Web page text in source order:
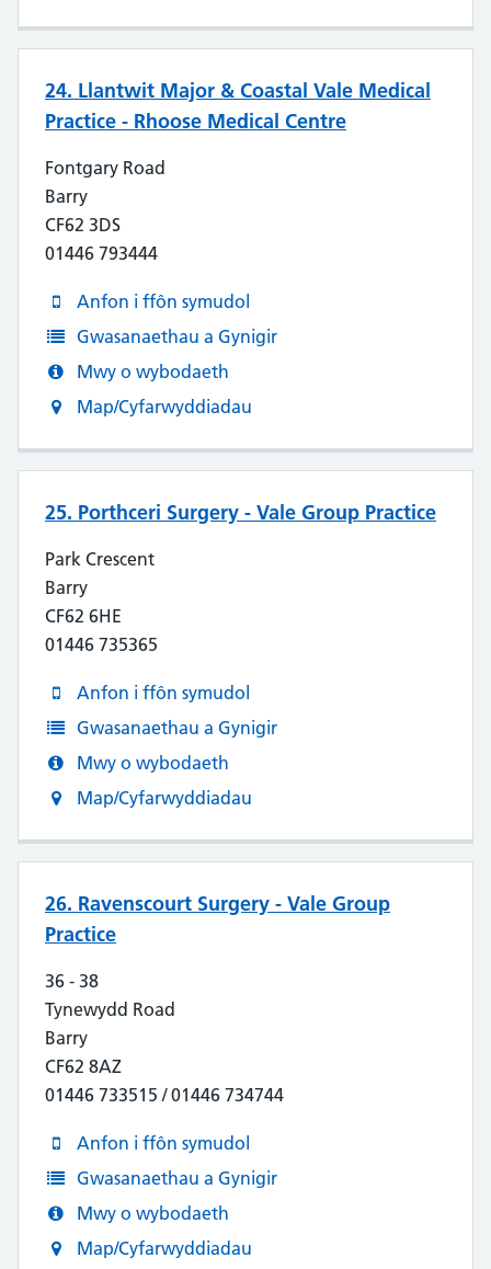
24. Llantwit Major & Coastal Vale Medical
Practice - Rhoose Medical Centre
Fontgary Road
Barry
CF62 3DS
01446 793444
Anfon i ffôn symudol
Gwasanaethau a Gynigir
Mwy o wybodaeth
Map/Cyfarwyddiadau
25. Porthceri Surgery - Vale Group Practice
Park Crescent
Barry
CF62 6HE
01446 735365
Anfon i ffôn symudol
Gwasanaethau a Gynigir
Mwy o wybodaeth
Map/Cyfarwyddiadau
26. Ravenscourt Surgery - Vale Group
Practice
36 - 38
Tynewydd Road
Barry
CF62 8AZ
01446 733515 / 01446 734744
Anfon i ffôn symudol
Gwasanaethau a Gynigir
Mwy o wybodaeth
Map/Cyfarwyddiadau